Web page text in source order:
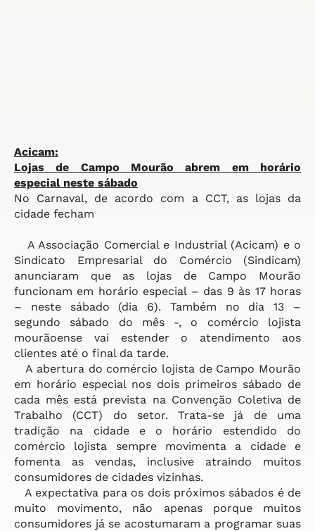
Acicam:
Lojas de Campo Mourão abrem em horário
especial neste sábado
No Carnaval, de acordo com a CCT, as lojas da
cidade fecham
A Associação Comercial e Industrial (Acicam) e o
Sindicato Empresarial do Comércio (Sindicam)
anunciaram que as lojas de Campo Mourão
funcionam em horário especial – das 9 às 17 horas
– neste sábado (dia 6). Também no dia 13 –
segundo sábado do mês -, o comércio lojista
mourãoense vai estender o atendimento aos
clientes até o final da tarde.
A abertura do comércio lojista de Campo Mourão
em horário especial nos dois primeiros sábado de
cada mês está prevista na Convenção Coletiva de
Trabalho (CCT) do setor. Trata-se já de uma
tradição na cidade e o horário estendido do
comércio lojista sempre movimenta a cidade e
fomenta as vendas, inclusive atraindo muitos
consumidores de cidades vizinhas.
A expectativa para os dois próximos sábados é de
muito movimento, não apenas porque muitos
consumidores já se acostumaram a programar suas